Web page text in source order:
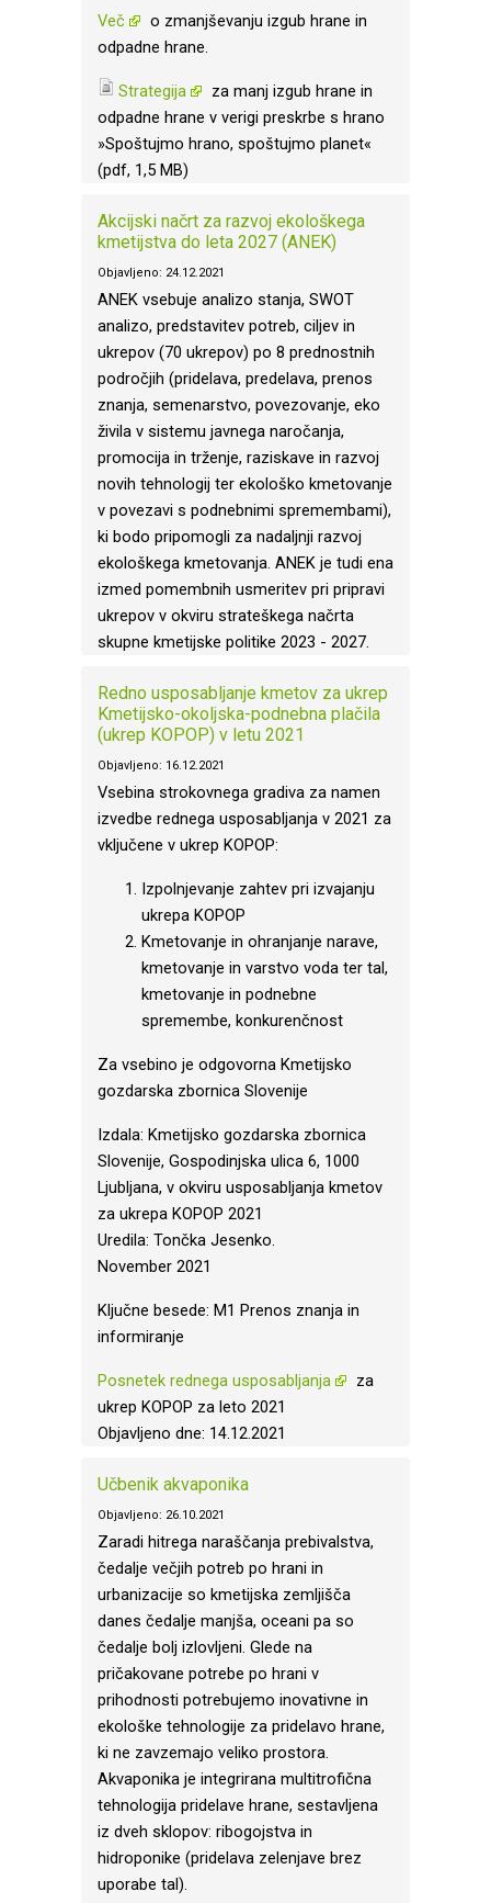
Več
o zmanjševanju izgub hrane in
odpadne hrane.
Strategija
za manj izgub hrane in
odpadne hrane v verigi preskrbe s hrano
»Spoštujmo hrano, spoštujmo planet«
(pdf, 1,5 MB)
Akcijski načrt za razvoj ekološkega
kmetijstva do leta 2027 (ANEK)
Objavljeno: 24.12.2021
ANEK vsebuje analizo stanja, SWOT
analizo, predstavitev potreb, ciljev in
ukrepov (70 ukrepov) po 8 prednostnih
področjih (pridelava, predelava, prenos
znanja, semenarstvo, povezovanje, eko
živila v sistemu javnega naročanja,
promocija in trženje, raziskave in razvoj
novih tehnologij ter ekološko kmetovanje
v povezavi s podnebnimi spremembami),
ki bodo pripomogli za nadaljnji razvoj
ekološkega kmetovanja. ANEK je tudi ena
izmed pomembnih usmeritev pri pripravi
ukrepov v okviru strateškega načrta
skupne kmetijske politike 2023 - 2027.
Redno usposabljanje kmetov za ukrep
Kmetijsko-okoljska-podnebna plačila
(ukrep KOPOP) v letu 2021
Objavljeno: 16.12.2021
Vsebina strokovnega gradiva za namen
izvedbe rednega usposabljanja v 2021 za
vključene v ukrep KOPOP:
Izpolnjevanje zahtev pri izvajanju
ukrepa KOPOP
Kmetovanje in ohranjanje narave,
kmetovanje in varstvo voda ter tal,
kmetovanje in podnebne
spremembe, konkurenčnost
Za vsebino je odgovorna Kmetijsko
gozdarska zbornica Slovenije
Izdala: Kmetijsko gozdarska zbornica
Slovenije, Gospodinjska ulica 6, 1000
Ljubljana, v okviru usposabljanja kmetov
za ukrepa KOPOP 2021
Uredila: Tončka Jesenko.
November 2021
Ključne besede: M1 Prenos znanja in
informiranje
Posnetek rednega usposabljanja
za
ukrep KOPOP za leto 2021
Objavljeno dne: 14.12.2021
Učbenik akvaponika
Objavljeno: 26.10.2021
Zaradi hitrega naraščanja prebivalstva,
čedalje večjih potreb po hrani in
urbanizacije so kmetijska zemljišča
danes čedalje manjša, oceani pa so
čedalje bolj izlovljeni. Glede na
pričakovane potrebe po hrani v
prihodnosti potrebujemo inovativne in
ekološke tehnologije za pridelavo hrane,
ki ne zavzemajo veliko prostora.
Akvaponika je integrirana multitrofična
tehnologija pridelave hrane, sestavljena
iz dveh sklopov: ribogojstva in
hidroponike (pridelava zelenjave brez
uporabe tal).